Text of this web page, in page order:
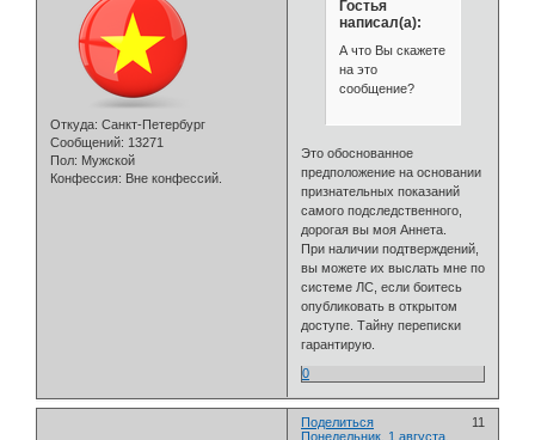
Откуда: Санкт-Петербург
Сообщений: 13271
Пол: Мужской
Конфессия: Вне конфессий.
Гостья
написал(а):
А что Вы скажете
на это
сообщение?
Это обоснованное
предположение на основании
признательных показаний
самого подследственного,
дорогая вы моя Аннета.
При наличии подтверждений,
вы можете их выслать мне по
системе ЛС, если боитесь
опубликовать в открытом
доступе. Тайну переписки
гарантирую.
0
Поделиться
11
Понедельник, 1 августа,